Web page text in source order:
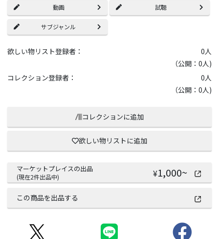
動画 試聴
サブジャンル
欲しい物リスト登録者： 0人
（公開：0人)
コレクション登録者：
0人
（公開：0人)
コレクションに追加
欲しい物リストに追加
マーケットプレイスの出品
(現在2件出品中) ¥1,000~
この商品を出品する